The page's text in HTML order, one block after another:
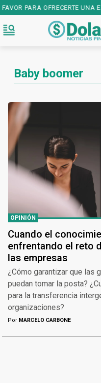
PARA OFRECERTE UNA
Baby boomer
OPINIÓN
Cuando el
enfrentando el reto
las empresas
¿Cómo garantizar que las
puedan tomar la posta?
para la transferencia
organizaciones?
Por MARCELO CARBONE